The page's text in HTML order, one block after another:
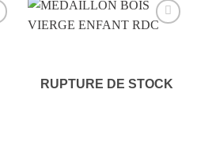
RUPTURE DE STOCK